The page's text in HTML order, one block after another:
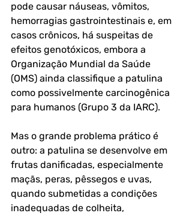
pode causar náuseas, vômitos,
hemorragias gastrointestinais e, em
casos crônicos, há suspeitas de
efeitos genotóxicos, embora a
Organização Mundial da Saúde
(OMS) ainda classifique a patulina
como possivelmente carcinogênica
para humanos (Grupo 3 da IARC).
Mas o grande problema prático é
outro: a patulina se desenvolve em
frutas danificadas, especialmente
maçãs, peras, pêssegos e uvas,
quando submetidas a condições
inadequadas de colheita,